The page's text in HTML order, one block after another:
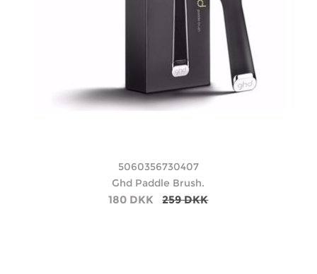
5060356730407
Ghd Paddle Brush.
180 DKK 259 DKK